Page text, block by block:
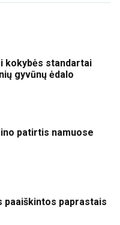
kokybės standartai
gyvūnų ėdalo
patirtis namuose
paaiškintos paprastais